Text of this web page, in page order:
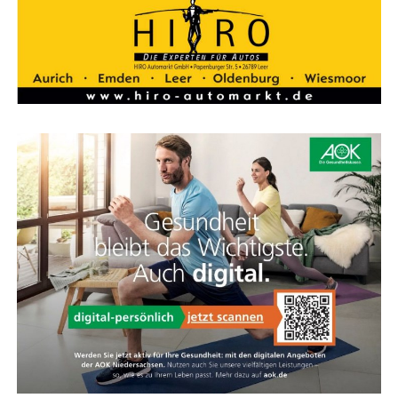
KOGA Feder­ga­bel
Kom­fort und Sport­lich­keit vereint
bel und viel leich­ter als eine Stan­dard-Feder­ga­bel. Die­se
Feder­ein­heit spricht nur bei Bedarf an und bie­tet
zusätz­li­chen Kom­fort für Hand­ge­len­ke und Schul­tern,
ohne das direk­te Fahr­ge­fühl zu verlieren.
land. Hoch­wer­tig, güns­tig und immer nah bei Ihnen.